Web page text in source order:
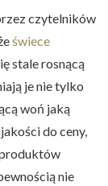
czytelników
świece
stale rosnącą
je nie tylko
woń jaką
do ceny,
nie